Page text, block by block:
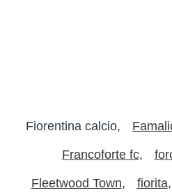
Fiorentina calcio
Francoforte fc
Fleetwood Town fiorita